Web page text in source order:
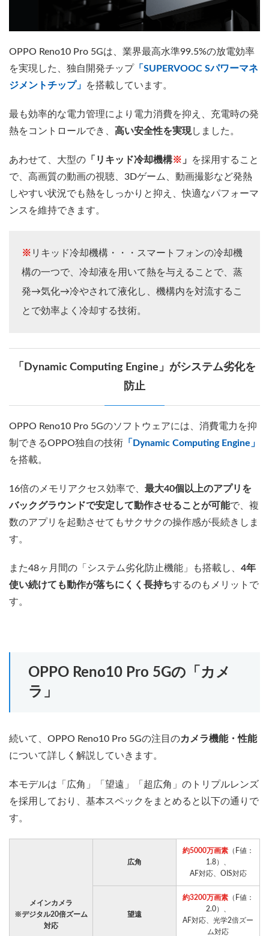
OPPO Reno10 Pro 5Gは、業界最高水準99.5%の放電効率
を実現した、独自開発チップ 「SUPERVOOC Sパワーマネ
ジメントチップ」
を搭載しています。
最も効率的な電力管理により電力消費を抑え、充電時の発
熱をコントロールでき、 高い安全性を実現しました。
あわせて、大型の 「リキッド冷却機構※ 」
を採用すること
で、高画質の動画の視聴、3Dゲーム、動画撮影など発熱
しやすい状況でも熱をしっかりと抑え、快適なパフォーマ
ンスを維持できます。
※ リキッド冷却機構・・・スマートフォンの冷却機
構の一つで、冷却液を用いて熱を与えることで、蒸
発→気化→冷やされて液化し、機構内を対流するこ
とで効率よく冷却する技術。
「Dynamic Computing Engine」がシステム劣化を
防止
OPPO Reno10 Pro 5Gのソフトウェアには、消費電力を抑
制できるOPPO独自の技術 「Dynamic Computing Engine」
を搭載。
16倍のメモリアクセス効率で、 最大40個以上のアプリを
バックグラウンドで安定して動作させることが可能で、複
数のアプリを起動させてもサクサクの操作感が長続きしま
す。
また48ヶ月間の「システム劣化防止機能」も搭載し、 4年
使い続けても動作が落ちにくく長持ちするのもメリットで
す。
OPPO Reno10 Pro 5Gの「カメ
ラ」
続いて、OPPO Reno10 Pro 5Gの注目のカメラ機能・性能
について詳しく解説していきます。
本モデルは「広角」「望遠」「超広角」のトリプルレンズ
を採用しており、基本スペックをまとめると以下の通りで
す。
メインカメラ
※デジタル20倍ズーム
対応
広角
約5000万画素（F値：
1.8）、
AF対応、OIS対応
望遠
約3200万画素（F値：
2.0）、
AF対応、光学2倍ズー
ム対応